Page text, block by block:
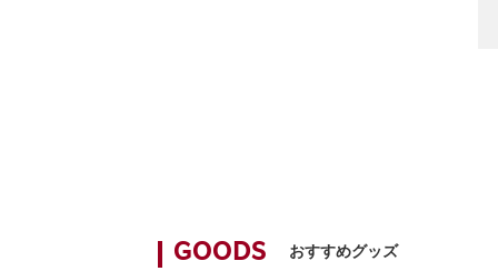
GOODS おすすめグッズ